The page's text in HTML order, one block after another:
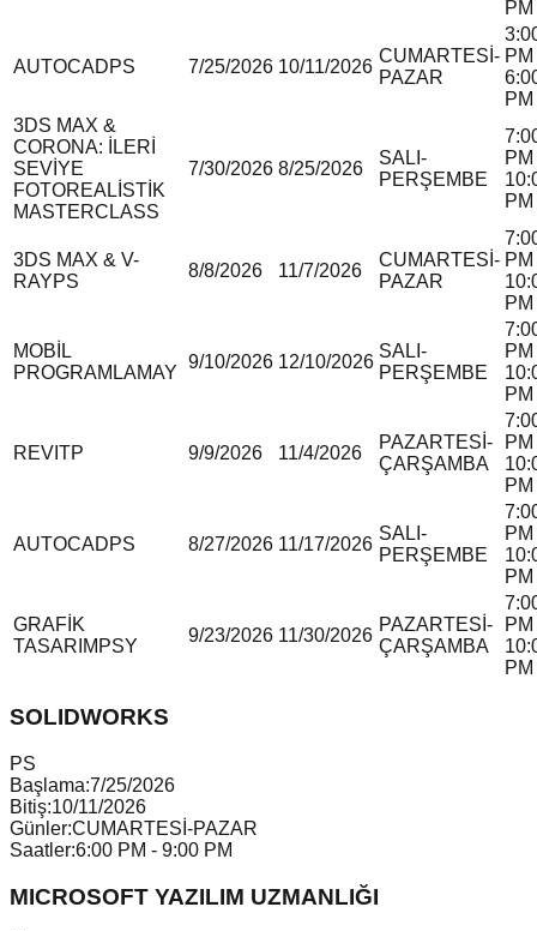
PM
AUTOCADPS 7/25/2026 10/11/2026
CUMARTESİ-
PAZAR
PM
PM
3DS MAX &
CORONA: İLERİ
SEVİYE
FOTOREALİSTİK
MASTERCLASS
7/30/2026 8/25/2026
SALI-
PERŞEMBE
PM
PM
3DS MAX & V-
RAYPS
8/8/2026 11/7/2026
CUMARTESİ-
PAZAR
PM
PM
MOBİL
PROGRAMLAMAY
9/10/2026 12/10/2026
SALI-
PERŞEMBE
PM
PM
REVITP 9/9/2026 11/4/2026
PAZARTESİ-
ÇARŞAMBA
PM
PM
AUTOCADPS 8/27/2026 11/17/2026
SALI-
PERŞEMBE
PM
PM
GRAFİK
TASARIM PSY
9/23/2026 11/30/2026
PAZARTESİ-
ÇARŞAMBA
PM
PM
SOLIDWORKS
PS
Başlama:7/25/2026
Bitiş:10/11/2026
Günler:CUMARTESİ-PAZAR
Saatler:6:00 PM - 9:00 PM
MICROSOFT YAZILIM UZMANLIĞI